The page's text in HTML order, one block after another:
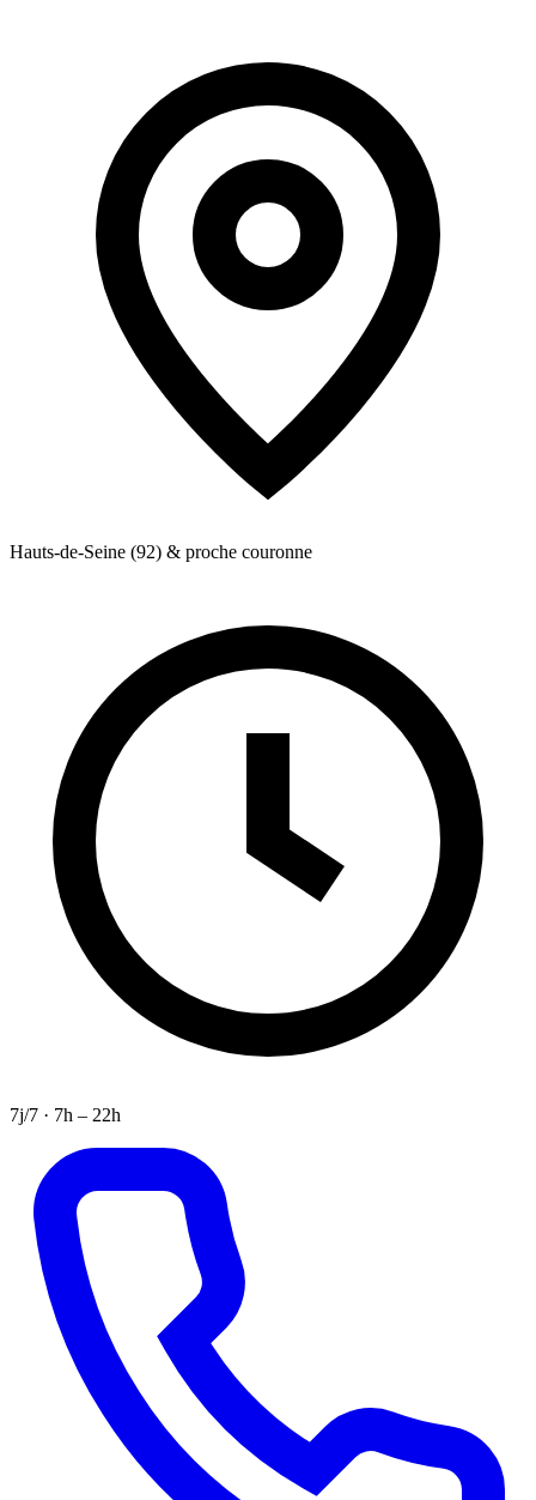
Hauts-de-Seine (92) & proche couronne
7j/7 · 7h – 22h